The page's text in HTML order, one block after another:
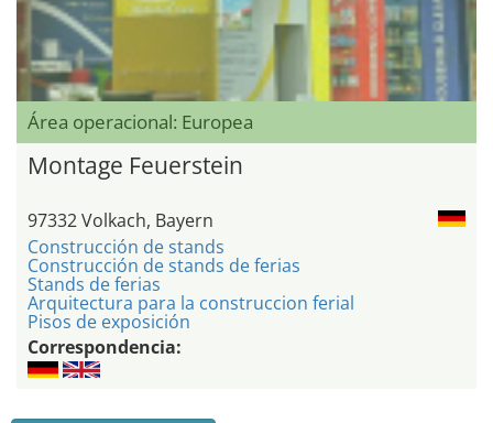
Área operacional: Europea
Montage Feuerstein
97332 Volkach, Bayern
Construcción de stands
Construcción de stands de ferias
Stands de ferias
Arquitectura para la construccion ferial
Pisos de exposición
Correspondencia: